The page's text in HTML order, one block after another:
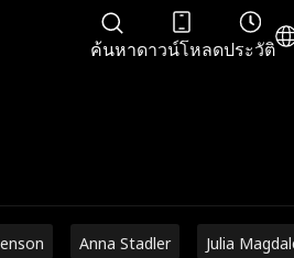
ค้นหาดาวน์โหลดประวัติ
Anna Stadler Julia